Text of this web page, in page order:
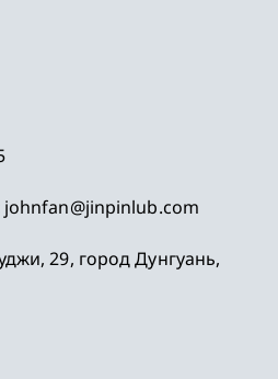
johnfan@jinpinlub.com
29, город Дунгуань,